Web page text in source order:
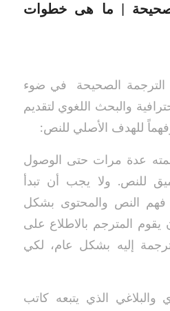
| ما هى خطوات
الصحيحة في ضوء
والبحث اللغوي لتقديم
وفهماً للهدف الأصلي للنص:
عدة مرات حتى الوصول
للنص. ولا يجب أن تبدأ
فهم النص والمحتوى بشكل
المترجم بالاطلاع على
إليه بشكل عام، لكي
والبلاغي الذي يتبعه كاتب